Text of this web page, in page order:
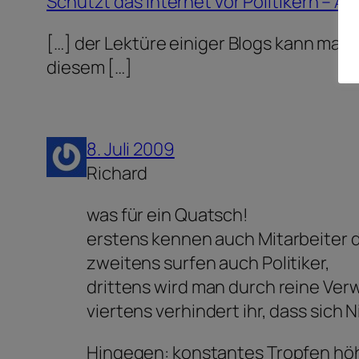
[…] der Lektüre einiger Blogs kann
diesem […]
8. Juli 2009
Richard
was für ein Quatsch!
erstens kennen auch Mitarbeiter
zweitens surfen auch Politiker,
drittens wird man durch reine
viertens verhindert ihr, dass sich
Hingegen: konstantes Tropfen